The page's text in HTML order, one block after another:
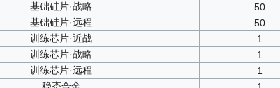
基础硅片·战略 50
基础硅片·远程 50
训练芯片·近战 1
训练芯片·战略 1
训练芯片·远程 1